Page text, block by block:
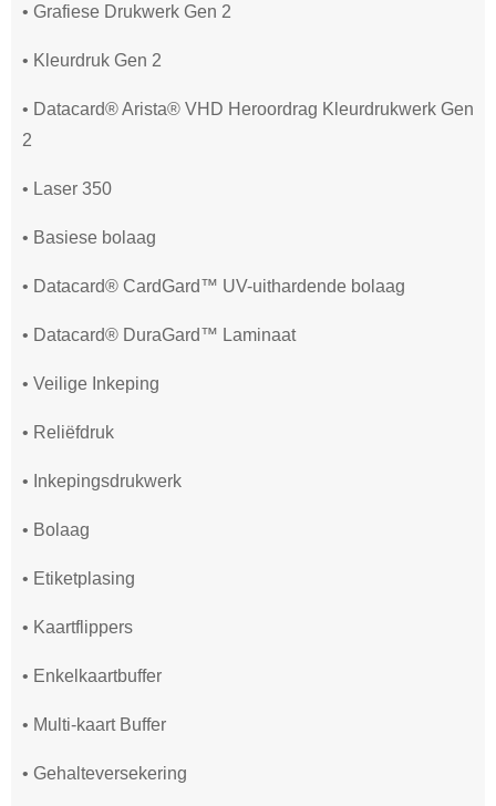
• Grafiese Drukwerk Gen 2
• Kleurdruk Gen 2
• Datacard® Arista® VHD Heroordrag Kleurdrukwerk Gen
2
• Laser 350
• Basiese bolaag
• Datacard® CardGard™ UV-uithardende bolaag
• Datacard® DuraGard™ Laminaat
• Veilige Inkeping
• Reliëfdruk
• Inkepingsdrukwerk
• Bolaag
• Etiketplasing
• Kaartflippers
• Enkelkaartbuffer
• Multi-kaart Buffer
• Gehalteversekering